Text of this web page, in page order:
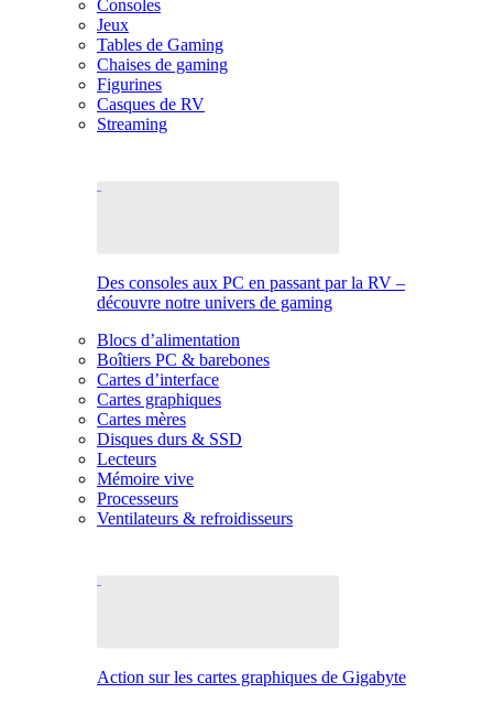
Consoles
Jeux
Tables de Gaming
Chaises de gaming
Figurines
Casques de RV
Streaming
Des consoles aux PC en passant par la RV –
découvre notre univers de gaming
Blocs d’alimentation
Boîtiers PC & barebones
Cartes d’interface
Cartes graphiques
Cartes mères
Disques durs & SSD
Lecteurs
Mémoire vive
Processeurs
Ventilateurs & refroidisseurs
Action sur les cartes graphiques de Gigabyte